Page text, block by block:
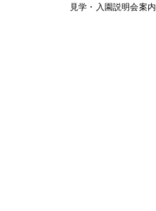
見学・入園説明会案内